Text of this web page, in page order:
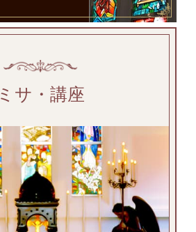
ミサ・講座